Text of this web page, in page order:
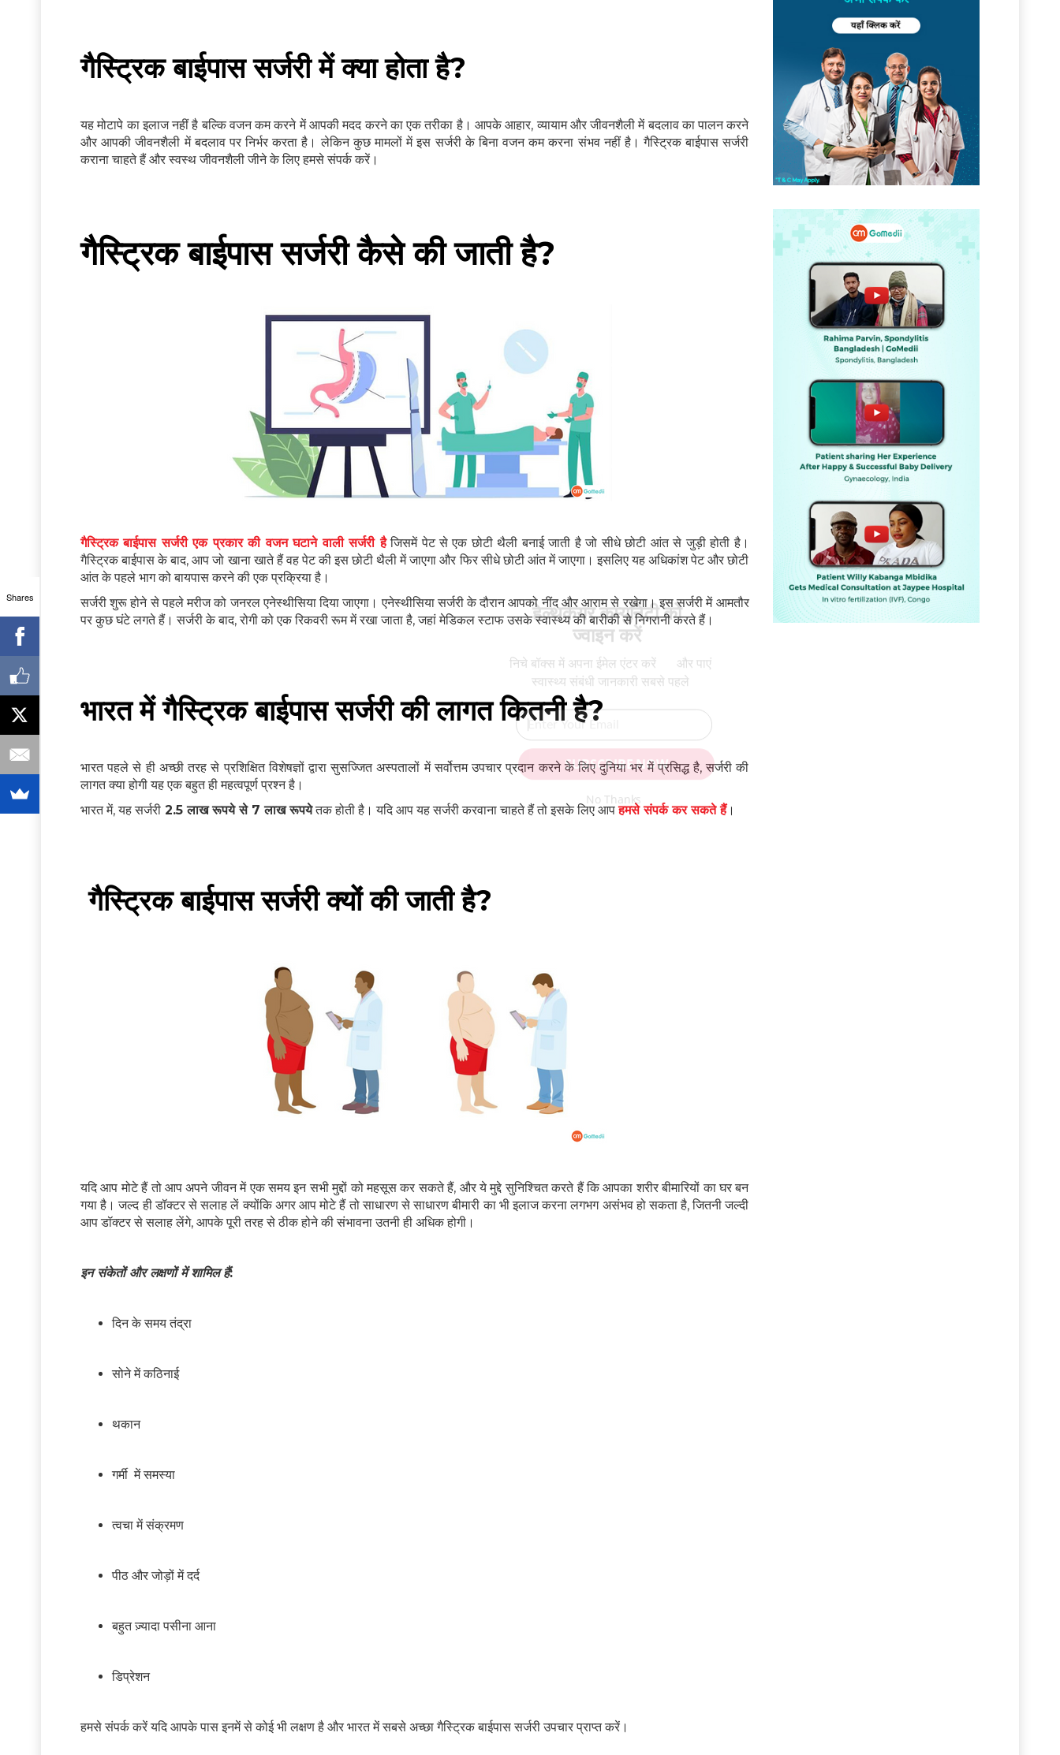
गैस्ट्रिक बाईपास सर्जरी में क्या होता है?
यह मोटापे का इलाज नहीं है बल्कि वजन कम करने में आपकी मदद करने का एक तरीका है। आपके आहार, व्यायाम और जीवनशैली में बदलाव का पालन करने
और आपकी जीवनशैली में बदलाव पर निर्भर करता है। लेकिन कुछ मामलों में इस सर्जरी के बिना वजन कम करना संभव नहीं है। गैस्ट्रिक बाईपास सर्जरी
कराना चाहते हैं और स्वस्थ जीवनशैली जीने के लिए हमसे संपर्क करें।
गैस्ट्रिक बाईपास सर्जरी कैसे की जाती है?
गैस्ट्रिक बाईपास सर्जरी एक प्रकार की वजन घटाने वाली सर्जरी हैजिसमें पेट से एक छोटी थैली बनाई जाती है जो सीधे छोटी आंत से जुड़ी होती है।
गैस्ट्रिक बाईपास के बाद, आप जो खाना खाते हैं वह पेट की इस छोटी थैली में जाएगा और फिर सीधे छोटी आंत में जाएगा। इसलिए यह अधिकांश पेट और छोटी
आंत के पहले भाग को बायपास करने की एक प्रक्रिया है।
सर्जरी शुरू होने से पहले मरीज को जनरल एनेस्थीसिया दिया जाएगा। एनेस्थीसिया सर्जरी के दौरान आपको नींद और आराम से रखेगा। इस सर्जरी में आमतौर
पर कुछ घंटे लगते हैं। सर्जरी के बाद, रोगी को एक रिकवरी रूम में रखा जाता है, जहां मेडिकल स्टाफ उसके स्वास्थ्य की बारीकी से निगरानी करते हैं।
भारत में गैस्ट्रिक बाईपास सर्जरी की लागत कितनी है?
भारत पहले से ही अच्छी तरह से प्रशिक्षित विशेषज्ञों द्वारा सुसज्जित अस्पतालों में सर्वोत्तम उपचार प्रदान करने के लिए दुनिया भर में प्रसिद्ध है, सर्जरी की
लागत क्या होगी यह एक बहुत ही महत्वपूर्ण प्रश्न है।
भारत में, यह सर्जरी 2.5 लाख रूपये से 7 लाख रूपयेतक होती है। यदि आप यह सर्जरी करवाना चाहते हैं तो इसके लिए आपहमसे संपर्क कर सकते हैं।
गैस्ट्रिक बाईपास सर्जरी क्यों की जाती है?
यदि आप मोटे हैं तो आप अपने जीवन में एक समय इन सभी मुद्दों को महसूस कर सकते हैं, और ये मुद्दे सुनिश्चित करते हैं कि आपका शरीर बीमारियों का घर बन
गया है। जल्द ही डॉक्टर से सलाह लें क्योंकि अगर आप मोटे हैं तो साधारण से साधारण बीमारी का भी इलाज करना लगभग असंभव हो सकता है, जितनी जल्दी
आप डॉक्टर से सलाह लेंगे, आपके पूरी तरह से ठीक होने की संभावना उतनी ही अधिक होगी।
इन संकेतों और लक्षणों में शामिल हैं:
दिन के समय तंद्रा
सोने में कठिनाई
थकान
गर्मी में समस्या
त्वचा में संक्रमण
पीठ और जोड़ों में दर्द
बहुत ज़्यादा पसीना आना
डिप्रेशन
हमसे संपर्क करें यदि आपके पास इनमें से कोई भी लक्षण है और भारत में सबसे अच्छा गैस्ट्रिक बाईपास सर्जरी उपचार प्राप्त करें।
Shares
SUBSCRIBE NOW
हेल्थकेयर कम्युनिटी को
ज्वाइन करें
निचे बॉक्स में अपना ईमेल एंटर करें और पाएं
स्वास्थ्य संबंधी जानकारी सबसे पहले
No Thanks